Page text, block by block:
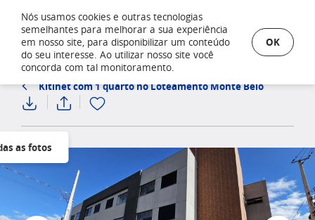
Kitinet com 1 quarto no Loteamento Monte Belo
as fotos
Nós usamos cookies e outras tecnologias
semelhantes para melhorar a sua experiência
em nosso site, para disponibilizar um conteúdo
do seu interesse. Ao utilizar nosso site você
concorda com tal monitoramento.
OK